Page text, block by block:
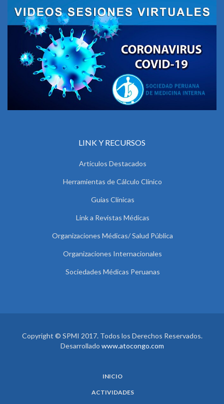
LINK Y RECURSOS
Artículos Destacados
Herramientas de Cálculo Clínico
Guías Clínicas
Link a Revistas Médicas
Organizaciones Médicas/ Salud Pública
Organizaciones Internacionales
Sociedades Médicas Peruanas
Copyright © SPMI 2017. Todos los Derechos Reservados.
Desarrollado www.atocongo.com
INICIO
ACTIVIDADES